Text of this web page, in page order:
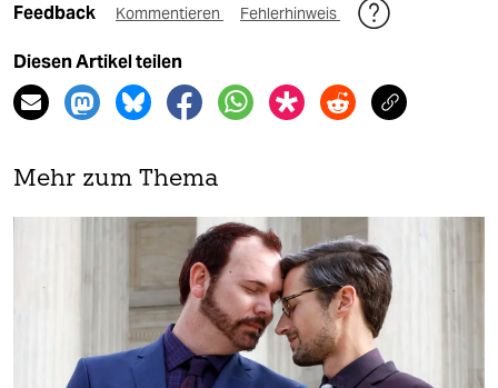
Feedback Kommentieren Fehlerhinweis
Diesen Artikel teilen
Mehr zum Thema